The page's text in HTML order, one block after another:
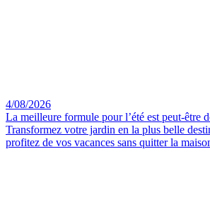
4/08/2026
La meilleure formule pour l’été est peut-être
Transformez votre jardin en la plus belle
profitez de vos vacances sans quitter la